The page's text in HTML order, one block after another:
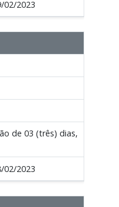
02/2023
de 03 (três) dias,
02/2023